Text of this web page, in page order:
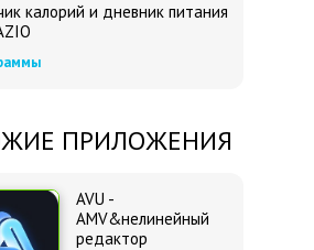
калорий и дневник питания
ПРИЛОЖЕНИЯ
AVU -
AMV&нелинейный
редактор